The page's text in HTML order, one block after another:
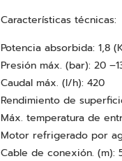
Características técnicas:
Potencia absorbida: 1,8
Presión máx. (bar): 20
Caudal máx. (l/h): 420
Rendimiento de
Máx. temperatura de
Motor refrigerado por
Cable de conexión. (m):